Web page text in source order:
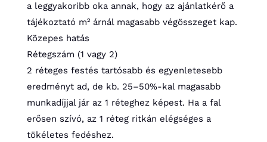
a leggyakoribb oka annak, hogy az ajánlatkérő a
tájékoztató m² árnál magasabb végösszeget kap.
Közepes hatás
Rétegszám (1 vagy 2)
2 réteges festés tartósabb és egyenletesebb
eredményt ad, de kb. 25–50%-kal magasabb
munkadíjjal jár az 1 réteghez képest. Ha a fal
erősen szívó, az 1 réteg ritkán elégséges a
tökéletes fedéshez.